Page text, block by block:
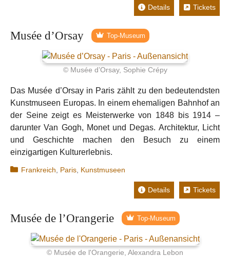
Details Tickets
Musée d’Orsay Top-Museum
© Musée d’Orsay, Sophie Crépy
Das Musée d’Orsay in Paris zählt zu den bedeutendsten
Kunstmuseen Europas. In einem ehemaligen Bahnhof an
der Seine zeigt es Meisterwerke von 1848 bis 1914 –
darunter Van Gogh, Monet und Degas. Architektur, Licht
und Geschichte machen den Besuch zu einem
einzigartigen Kulturerlebnis.
Kategorien
Frankreich Paris Kunstmuseen
Details Tickets
Musée de l’Orangerie Top-Museum
© Musée de l'Orangerie, Alexandra Lebon